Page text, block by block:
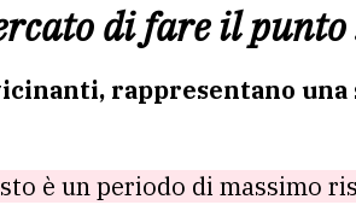
di fare il
rappresentano una
è un periodo di massimo